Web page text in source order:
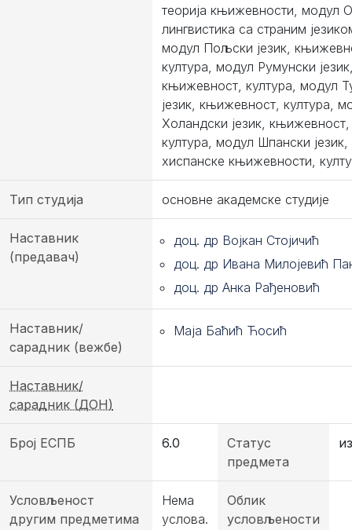
теорија књижевности, модул
лингвистика са страним
модул Пољски језик,
култура, модул Румунски
књижевност, култура, модул
језик, књижевност, култура,
Холандски језик, књижевност,
култура, модул Шпански језик,
хиспанске књижевности,
Тип студија основне академске студије
Наставник
(предавач)
доц. др Војкан Стојичић
доц. др Ивана Милојевић
доц. др Анка Рађеновић
Наставник/
сарадник (вежбе)
Маја Баћић Ћосић
Наставник/
сарадник (ДОН)
Број ЕСПБ 6.0
Статус
предмета
Условљеност
другим предметима
Нема
услова.
Облик
условљености